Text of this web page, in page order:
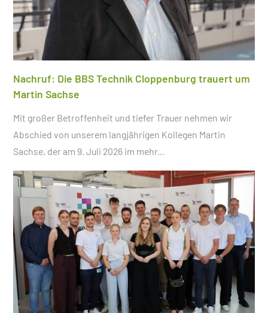
Nachruf: Die BBS Technik Cloppenburg trauert um
Martin Sachse
Mit großer Betroffenheit und tiefer Trauer nehmen wir
Abschied von unserem langjährigen Kollegen Martin
Sachse, der am 9. Juli 2026 im mehr...